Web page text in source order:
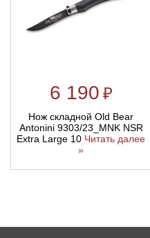
6 190 ₽
Нож складной Old Bear
Antonini 9303/23_MNK NSR
Extra Large 10 Читать далее
»